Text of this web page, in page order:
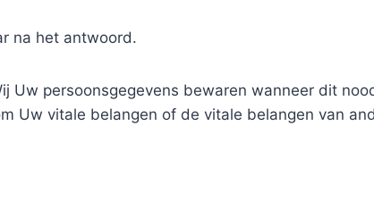
na het antwoord.
Uw persoonsgegevens bewaren wanneer dit
Uw vitale belangen of de vitale belangen van